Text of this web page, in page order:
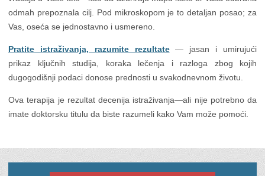
odmah prepoznala cilj. Pod mikroskopom je to detaljan posao; za
Vas, oseća se jednostavno i usmereno.
Pratite istraživanja, razumite rezultate— jasan i umirujući
prikaz ključnih studija, koraka lečenja i razloga zbog kojih
dugogodišnji podaci donose prednosti u svakodnevnom životu.
Ova terapija je rezultat decenija istraživanja—ali nije potrebno da
imate doktorsku titulu da biste razumeli kako Vam može pomoći.